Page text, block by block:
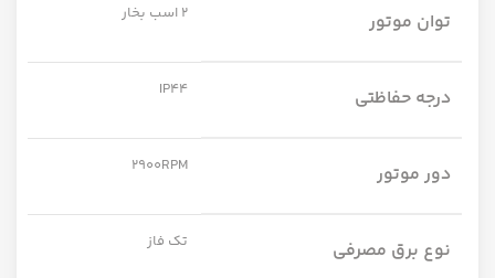
توان موتور 2 اسب بخار
درجه حفاظتی IP44
دور موتور 2900RPM
نوع برق مصرفی تک فاز